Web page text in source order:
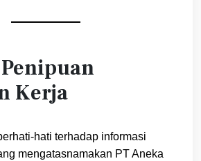
Kerja
hati terhadap informasi
mengatasnamakan PT Aneka